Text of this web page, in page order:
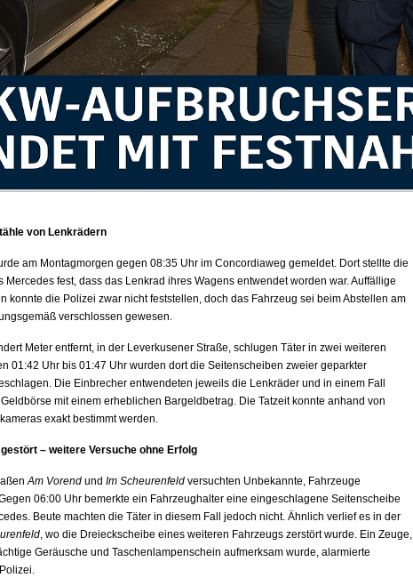
von Lenkrädern
am Montagmorgen gegen 08:35 Uhr im Concordiaweg gemeldet. Dort stellte die
Mercedes fest, dass das Lenkrad ihres Wagens entwendet worden war. Auffällige
konnte die Polizei zwar nicht feststellen, doch das Fahrzeug sei beim Abstellen am
verschlossen gewesen.
Meter entfernt, in der Leverkusener Straße, schlugen Täter in zwei weiteren
01:42 Uhr bis 01:47 Uhr wurden dort die Seitenscheiben zweier geparkter
Die Einbrecher entwendeten jeweils die Lenkräder und in einem Fall
mit einem erheblichen Bargeldbetrag. Die Tatzeit konnte anhand von
exakt bestimmt werden.
– weitere Versuche ohne Erfolg
Am Vorend und Im Scheurenfeld versuchten Unbekannte, Fahrzeuge
06:00 Uhr bemerkte ein Fahrzeughalter eine eingeschlagene Seitenscheibe
Beute machten die Täter in diesem Fall jedoch nicht. Ähnlich verlief es in der
, wo die Dreieckscheibe eines weiteren Fahrzeugs zerstört wurde. Ein Zeuge,
Geräusche und Taschenlampenschein aufmerksam wurde, alarmierte